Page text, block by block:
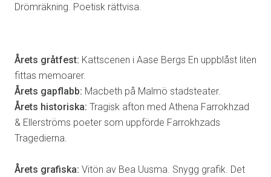
Drömräkning. Poetisk rättvisa.
Årets gråtfest: Kattscenen i Aase Bergs En uppblåst liten
fittas memoarer.
Årets gapflabb: Macbeth på Malmö stadsteater.
Årets historiska: Tragisk afton med Athena Farrokhzad
& Ellerströms poeter som uppförde Farrokhzads
Tragedierna.
Årets grafiska: Vitön av Bea Uusma. Snygg grafik. Det